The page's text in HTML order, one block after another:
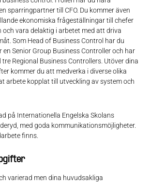
sparringpartner till CFO. Du kommer även
ekonomiska frågeställningar till chefer
och vara delaktig i arbetet med att driva
Som Head of Business Control har du
Senior Group Business Controller och har
tre Regional Business Controllers. Utöver dina
kommer du att medverka i diverse olika
arbete kopplat till utveckling av system och
på Internationella Engelska Skolans
med goda kommunikationsmöjligheter.
finns.
varierad men dina huvudsakliga